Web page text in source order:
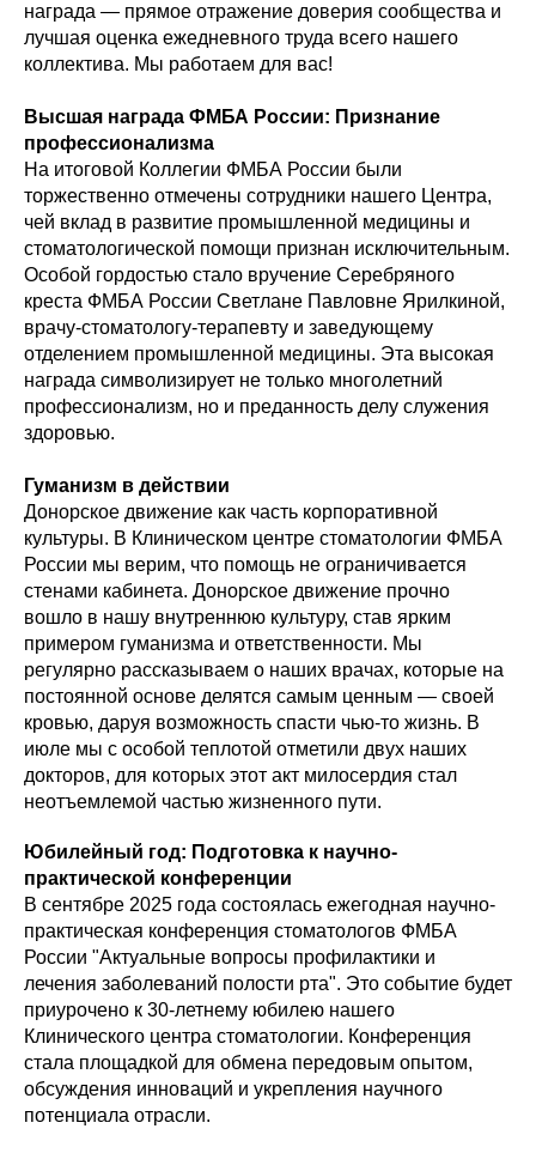
награда — прямое отражение доверия сообщества и
лучшая оценка ежедневного труда всего нашего
коллектива. Мы работаем для вас!
Высшая награда ФМБА России: Признание
профессионализма
На итоговой Коллегии ФМБА России были
торжественно отмечены сотрудники нашего Центра,
чей вклад в развитие промышленной медицины и
стоматологической помощи признан исключительным.
Особой гордостью стало вручение Серебряного
креста ФМБА России Светлане Павловне Ярилкиной,
врачу-стоматологу-терапевту и заведующему
отделением промышленной медицины. Эта высокая
награда символизирует не только многолетний
профессионализм, но и преданность делу служения
здоровью.
Гуманизм в действии
Донорское движение как часть корпоративной
культуры. В Клиническом центре стоматологии ФМБА
России мы верим, что помощь не ограничивается
стенами кабинета. Донорское движение прочно
вошло в нашу внутреннюю культуру, став ярким
примером гуманизма и ответственности. Мы
регулярно рассказываем о наших врачах, которые на
постоянной основе делятся самым ценным — своей
кровью, даруя возможность спасти чью-то жизнь. В
июле мы с особой теплотой отметили двух наших
докторов, для которых этот акт милосердия стал
неотъемлемой частью жизненного пути.
Юбилейный год: Подготовка к научно-
практической конференции
В сентябре 2025 года состоялась ежегодная научно-
практическая конференция стоматологов ФМБА
России "Актуальные вопросы профилактики и
лечения заболеваний полости рта". Это событие будет
приурочено к 30-летнему юбилею нашего
Клинического центра стоматологии. Конференция
стала площадкой для обмена передовым опытом,
обсуждения инноваций и укрепления научного
потенциала отрасли.